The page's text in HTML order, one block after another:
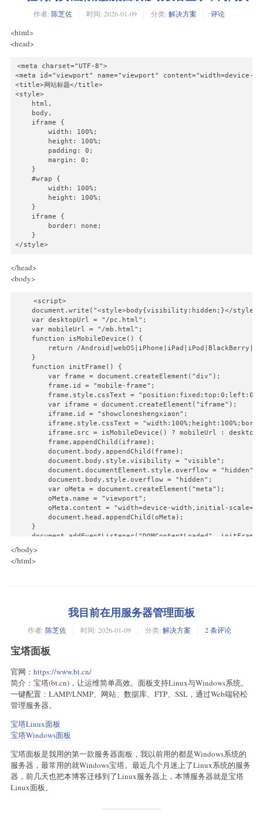
作者: 陈芝佐 时间: 2026-01-09 分类: 解决方案 评论
<html>
<head>
<meta charset="UTF-8">
<meta id="viewport" name="viewport" content="width=device-
<title>网站标题</title>
<style>
    html,
    body,
    iframe {
        width: 100%;
        height: 100%;
        padding: 0;
        margin: 0;
    }
    #wrap {
        width: 100%;
        height: 100%;
    }
    iframe {
        border: none;
    }
</head>
<body>
    <script>
document.write("<style>body{visibility:hidden;}</
    var desktopUrl = "/pc.html";
    var mobileUrl = "/mb.html";
    function isMobileDevice() {
return /
    }
    function initFrame() {
        var frame = document.createElement("div");
        frame.id = "mobile-frame";
frame.style.cssText =
        var iframe = document.createElement("iframe");
        iframe.id = "showcloneshengxiaon";
iframe.style.cssText =
iframe.src = isMobileDevice() ? mobileUrl :
        frame.appendChild(iframe);
        document.body.appendChild(frame);
        document.body.style.visibility = "visible";
        document.documentElement.style.overflow = "hidden";
        document.body.style.overflow = "hidden";
        var oMeta = document.createElement("meta");
        oMeta.name = "viewport";
oMeta.content = "width=device-width,initial-
        document.head.appendChild(oMeta);
    }
document.addEventListener("DOMContentLoaded",
</body>
</html>
我目前在用服务器管理面板
作者: 陈芝佐 时间: 2026-01-09 分类: 解决方案 2 条评论
宝塔面板
官网： https://www.bt.cn/
简介：宝塔(bt.cn)，让运维简单高效。面板支持Linux与Windows系统。
一键配置：LAMP/LNMP、网站、数据库、FTP、SSL，通过Web端轻松
管理服务器。
宝塔Linux面板
宝塔Windows面板
宝塔面板是我用的第一款服务器面板，我以前用的都是Windows系统的
服务器，最常用的就Windows宝塔。最近几个月迷上了Linux系统的服务
器，前几天也把本博客迁移到了Linux服务器上，本博服务器就是宝塔
Linux面板。